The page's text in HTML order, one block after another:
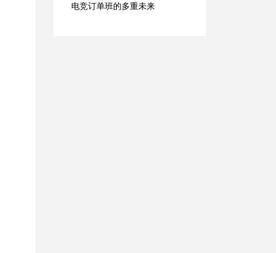
电竞订单班的多重未来